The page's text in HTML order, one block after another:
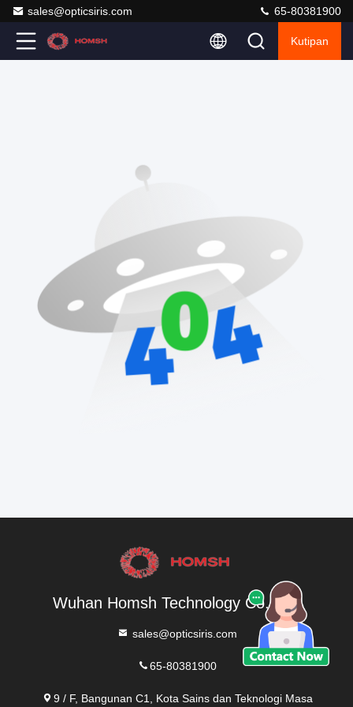
sales@opticsiris.com 65-80381900
Kutipan
Wuhan Homsh Technology Co.,Ltd.
sales@opticsiris.com
65-80381900
9 / F, Bangunan C1, Kota Sains dan Teknologi Masa